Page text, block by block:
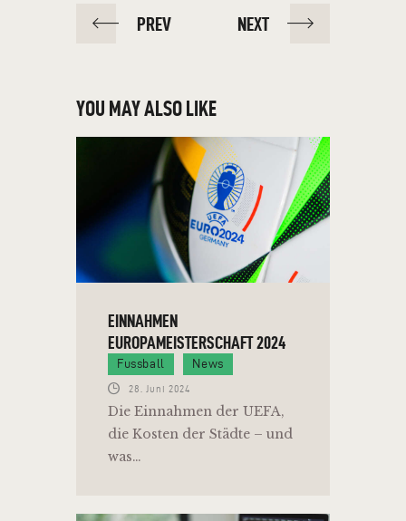
PREV NEXT
YOU MAY ALSO LIKE
EINNAHMEN
EUROPAMEISTERSCHAFT 2024
Fussball News
28. Juni 2024
Die Einnahmen der UEFA,
die Kosten der Städte – und
was…